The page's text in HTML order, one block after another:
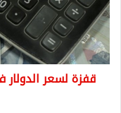
واليورو
يقابله
في
الارتفاع
اليومقفزة لسعر الدولار